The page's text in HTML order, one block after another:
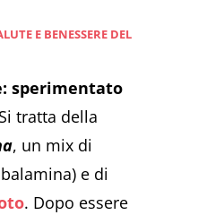
E BENESSERE DEL
sperimentato
Si tratta della
, un mix di
e di
. Dopo essere